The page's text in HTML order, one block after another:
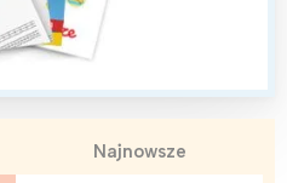
Najnowsze